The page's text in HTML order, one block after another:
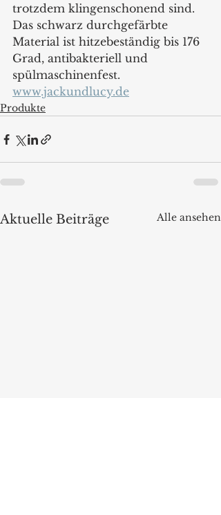
trotzdem klingenschonend sind.
Das schwarz durchgefärbte
Material ist hitzebeständig bis 176
Grad, antibakteriell und
spülmaschinenfest.
www.jackundlucy.de
Produkte
Aktuelle Beiträge Alle ansehen